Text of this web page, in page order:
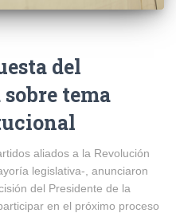
del
tema
aliados a la Revolución
legislativa-, anunciaron
del Presidente de la
en el próximo proceso